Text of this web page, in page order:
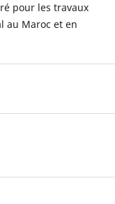
pour les travaux
au Maroc et en